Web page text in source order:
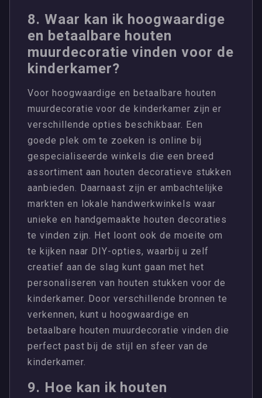
8. Waar kan ik hoogwaardige
en betaalbare houten
muurdecoratie vinden voor de
kinderkamer?
Voor hoogwaardige en betaalbare houten
muurdecoratie voor de kinderkamer zijn er
verschillende opties beschikbaar. Een
goede plek om te zoeken is online bij
gespecialiseerde winkels die een breed
assortiment aan houten decoratieve stukken
aanbieden. Daarnaast zijn er ambachtelijke
markten en lokale handwerkwinkels waar
unieke en handgemaakte houten decoraties
te vinden zijn. Het loont ook de moeite om
te kijken naar DIY-opties, waarbij u zelf
creatief aan de slag kunt gaan met het
personaliseren van houten stukken voor de
kinderkamer. Door verschillende bronnen te
verkennen, kunt u hoogwaardige en
betaalbare houten muurdecoratie vinden die
perfect past bij de stijl en sfeer van de
kinderkamer.
9. Hoe kan ik houten